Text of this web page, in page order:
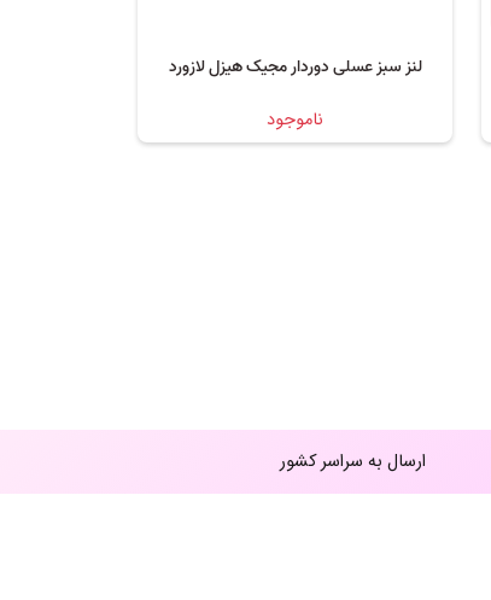
لنز سبز عسلی دوردار مجیک هیزل لازورد
ناموجود
ارسال به سراسر کشور